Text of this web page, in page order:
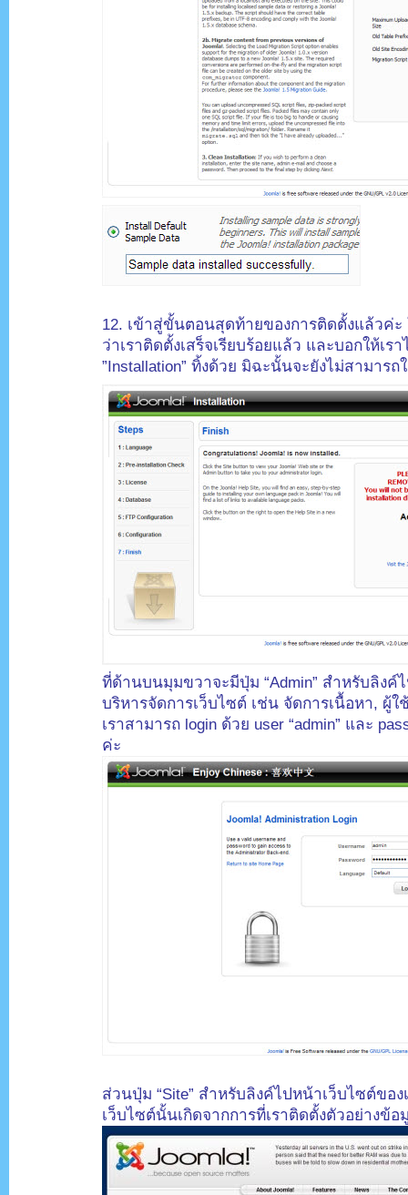
12. เข้าสู่ขั้นตอนสุดท้ายของการติดตั้งแล้วค่
ว่าเราติดตั้งเสร็จเรียบร้อยแล้ว และบอกให้เร
”Installation” ทิ้งด้วย มิฉะนั้นจะยังไม่สามารถ
ที่ด้านบนมุมขวาจะมีปุ่ม “Admin” สำหรับลิงค์
บริหารจัดการเว็บไซต์ เช่น จัดการเนื้อหา, ผู้
เราสามารถ login ด้วย user “admin” และ
ค่ะ
ส่วนปุ่ม “Site” สำหรับลิงค์ไปหน้าเว็บไซต์ของ
เว็บไซต์นั้นเกิดจากการที่เราติดตั้งตัวอย่างข้อ